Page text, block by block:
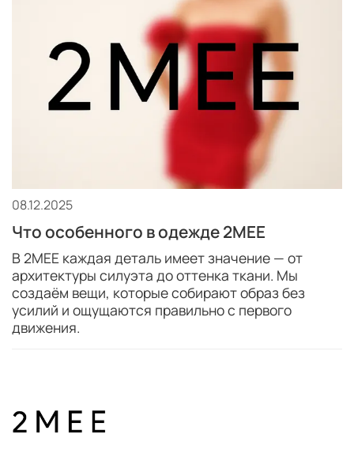
08.12.2025
Что особенного в одежде 2MEE
В 2MEE каждая деталь имеет значение — от
архитектуры силуэта до оттенка ткани. Мы
создаём вещи, которые собирают образ без
усилий и ощущаются правильно с первого
движения.